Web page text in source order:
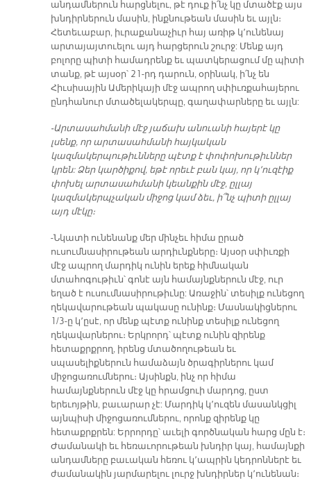
անդամներուն հարցնելու, թէ դուք ի՛նչ կը մտածէք այս
խնդիրներուն մասին, ինքնութեան մասին եւ այլն։
Հետեւաբար, իւրաքանաչիւր հայ առիթ կ՚ունենայ
արտայայտուելու այդ հարցերուն շուրջ: Մենք այդ
բոլորը պիտի համադրենք եւ պատկերացում մը պիտի
տանք, թէ այսօր՝ 21-րդ դարուն, օրինակ, ի՛նչ են
Հիւսիսային Ամերիկայի մէջ ապրող սփիւռքահայերու
ընդհանուր մտածելակերպը, գաղափարները եւ այլն:
-Արտասահմանի մէջ յաճախ անուանի հայերէ կը
լսենք, որ արտասահմանի հայկական
կազմակերպութիւնները պէտք է փոփոխութիւններ
կրեն: Ձեր կարծիքով, եթէ որեւէ բան կայ, որ կ՚ուզէիք
փոխել արտասահմանի կեանքին մէջ, ըլլայ
կազմակերպչական միջոց կամ ձեւ, ի՞նչ պիտի ըլլայ
այդ մէկը։
-Նկատի ունենանք մեր մինչեւ հիմա ըրած
ուսումնասիրութեան արդիւնքները։ Այսօր սփիւռքի
մէջ ապրող մարդիկ ունին երեք հիմնական
մտահոգութիւն՝ գոնէ այն համայնքներուն մէջ, ուր
եղած է ուսումնասիրութիւնը: Առաջին՝ տեսիլք ունեցող
ղեկավարութեան պակասը ունինք։ Մասնակիցներու
1/3-ը կ՚ըսէ, որ մենք պէտք ունինք տեսիլք ունեցող
ղեկավարներու։ Երկրորդ՝ պէտք ունին զիրենք
հետաքրքրող, իրենց մտածողութեան եւ
սպասելիքներուն համաձայն ծրագիրներու կամ
միջոցառումներու։ Այսինքն, ինչ որ հիմա
համայնքներուն մէջ կը հրամցուի մարդոց, ըստ
երեւոյթին, բաւարար չէ: Մարդիկ կ՚ուզեն մասանկցիլ
այնպիսի միջոցառումներու, որոնք զիրենք կը
հետաքրքրեն: Երրորդը՝ աւելի գործնական հարց մըն է։
Ժամանակի եւ հեռաւորութեան խնդիր կայ, համայնքի
անդամները բաւական հեռու կ՚ապրին կեդրոններէ եւ
ժամանակին յարմարելու լուրջ խնդիրներ կ՚ունենան։